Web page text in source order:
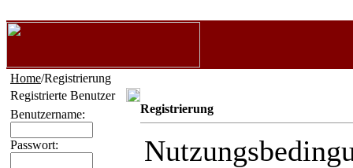
Home/Registrierung
Registrierte Benutzer
Benutzername:
Passwort:
Registrierung